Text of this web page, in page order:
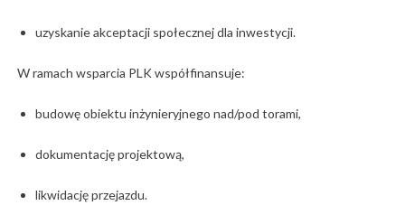
uzyskanie akceptacji społecznej dla inwestycji.
W ramach wsparcia PLK współfinansuje:
budowę obiektu inżynieryjnego nad/pod torami,
dokumentację projektową,
likwidację przejazdu.